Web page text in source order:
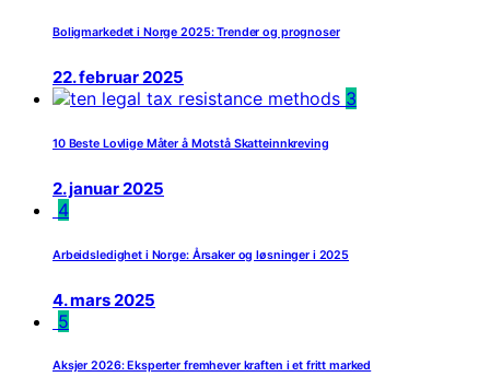
Boligmarkedet i Norge 2025: Trender og prognoser
22. februar 2025
3
10 Beste Lovlige Måter å Motstå Skatteinnkreving
2. januar 2025
4
Arbeidsledighet i Norge: Årsaker og løsninger i 2025
4. mars 2025
5
Aksjer 2026: Eksperter fremhever kraften i et fritt marked